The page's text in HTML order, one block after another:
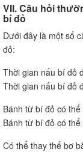
VII. Câu hỏi
bí đỏ
Dưới đây là một số
đỏ:
Thời gian nấu bí đỏ
Thời gian nấu bí đỏ
Bánh từ bí đỏ có
Bánh từ bí đỏ có
Có thể thay thế bơ